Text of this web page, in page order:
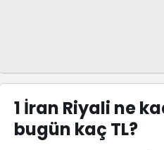
1 İran Riyali ne
bugün kaç TL?